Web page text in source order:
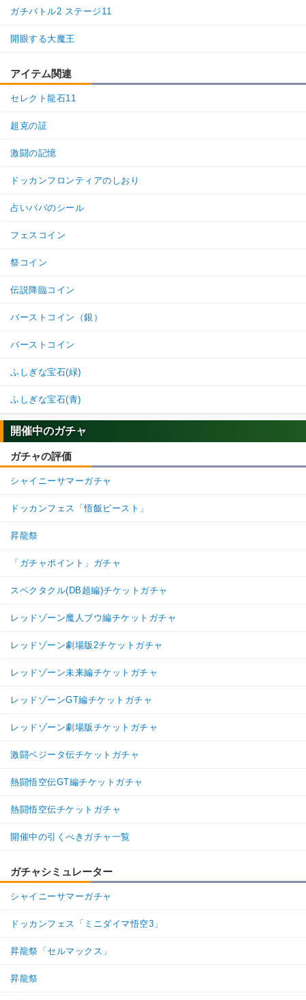
ガチバトル2 ステージ11
開眼する大魔王
アイテム関連
セレクト龍石11
超克の証
激闘の記憶
ドッカンフロンティアのしおり
占いババのシール
フェスコイン
祭コイン
伝説降臨コイン
バーストコイン（銀）
バーストコイン
ふしぎな宝石(緑)
ふしぎな宝石(青)
開催中のガチャ
ガチャの評価
シャイニーサマーガチャ
ドッカンフェス「悟飯ビースト」
昇龍祭
「ガチャポイント」ガチャ
スペクタクル(DB超編)チケットガチャ
レッドゾーン魔人ブウ編チケットガチャ
レッドゾーン劇場版2チケットガチャ
レッドゾーン未来編チケットガチャ
レッドゾーンGT編チケットガチャ
レッドゾーン劇場版チケットガチャ
激闘ベジータ伝チケットガチャ
熱闘悟空伝GT編チケットガチャ
熱闘悟空伝チケットガチャ
開催中の引くべきガチャ一覧
ガチャシミュレーター
シャイニーサマーガチャ
ドッカンフェス「ミニダイマ悟空3」
昇龍祭「セルマックス」
昇龍祭